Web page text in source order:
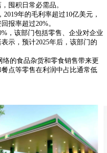
囤积日常必需品。
年的毛利率超过10亿美元，
报率超过20%。
，该部门包括零售、企业对企业
示，预计2025年后，该部门的
的食品杂货和零食销售带来更
点等零售在利润中占比通常低